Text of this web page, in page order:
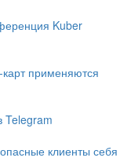
Kuber
применяются
Telegram
клиенты себя